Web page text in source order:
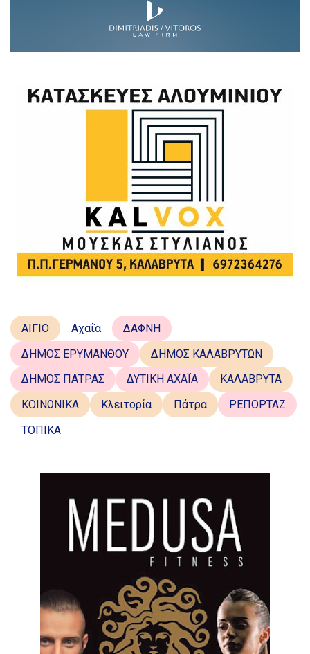
ΑΙΓΙΟ Αχαΐα
ΔΑΦΝΗ
ΔΗΜΟΣ ΕΡΥΜΑΝΘΟΥ
ΔΗΜΟΣ ΚΑΛΑΒΡΥΤΩΝ
ΔΗΜΟΣ ΠΑΤΡΑΣ
ΔΥΤΙΚΗ ΑΧΑΪΑ
ΚΑΛΑΒΡΥΤΑ
ΚΟΙΝΩΝΙΚΑ
Κλειτορία Πάτρα
ΡΕΠΟΡΤΑΖ
ΤΟΠΙΚΑ